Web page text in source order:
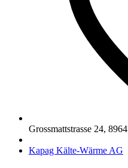
Grossmattstrasse 24, 8964
Kapag Kälte-Wärme AG